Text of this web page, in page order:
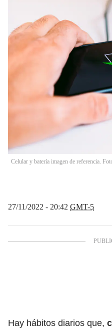
Celular y batería imagen de referencia.
27/11/2022 - 20:42 GMT-5
Hay hábitos diarios que,